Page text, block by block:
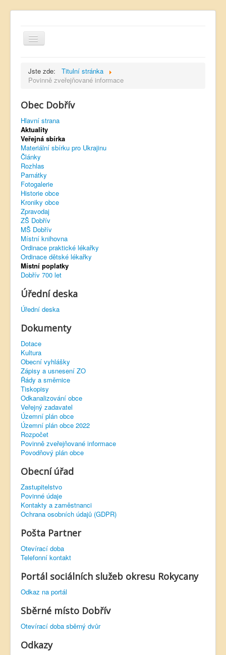
Hlavní strana
Kontakt
Úřední deska
Dobřívský zpravodaj
Rozhlas
Sokol Dobřív
Ubytování
Obec Pavlovsko
Virtuální prohlídka
Jste zde:
Titulní stránka
Povinně zveřejňované informace
Obec Dobřív
Hlavní strana
Aktuality
Veřejná sbírka
Materiální sbírku pro Ukrajinu
Články
Rozhlas
Památky
Fotogalerie
Historie obce
Kroniky obce
Zpravodaj
ZŠ Dobřív
MŠ Dobřív
Místní knihovna
Ordinace praktické lékařky
Ordinace dětské lékařky
Místní poplatky
Dobřív 700 let
Úřední deska
Úřední deska
Dokumenty
Dotace
Kultura
Obecní vyhlášky
Zápisy a usnesení ZO
Řády a směrnice
Tiskopisy
Odkanalizování obce
Veřejný zadavatel
Územní plán obce
Územní plán obce 2022
Rozpočet
Povinně zveřejňované informace
Povodňový plán obce
Obecní úřad
Zastupitelstvo
Povinné údaje
Kontakty a zaměstnanci
Ochrana osobních údajů (GDPR)
Pošta Partner
Otevírací doba
Telefonní kontakt
Portál sociálních služeb okresu Rokycany
Odkaz na portál
Sběrné místo Dobřív
Otevírací doba sběrný dvůr
Odkazy